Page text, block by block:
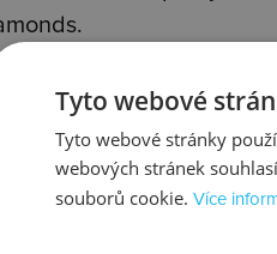
s vyobrazeným
dvě speciální
Tyto webové
Tyto webové stránky
webových stránek
souborů cookie. Více